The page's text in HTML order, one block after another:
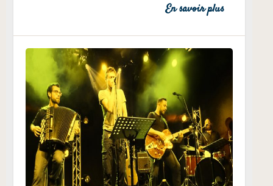
En savoir plus